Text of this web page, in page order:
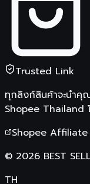
Trusted Link
ทุกลิงก์สินค้าจะนำคุ
Shopee Thailand
Shopee Affiliate
© 2026 BEST
TH